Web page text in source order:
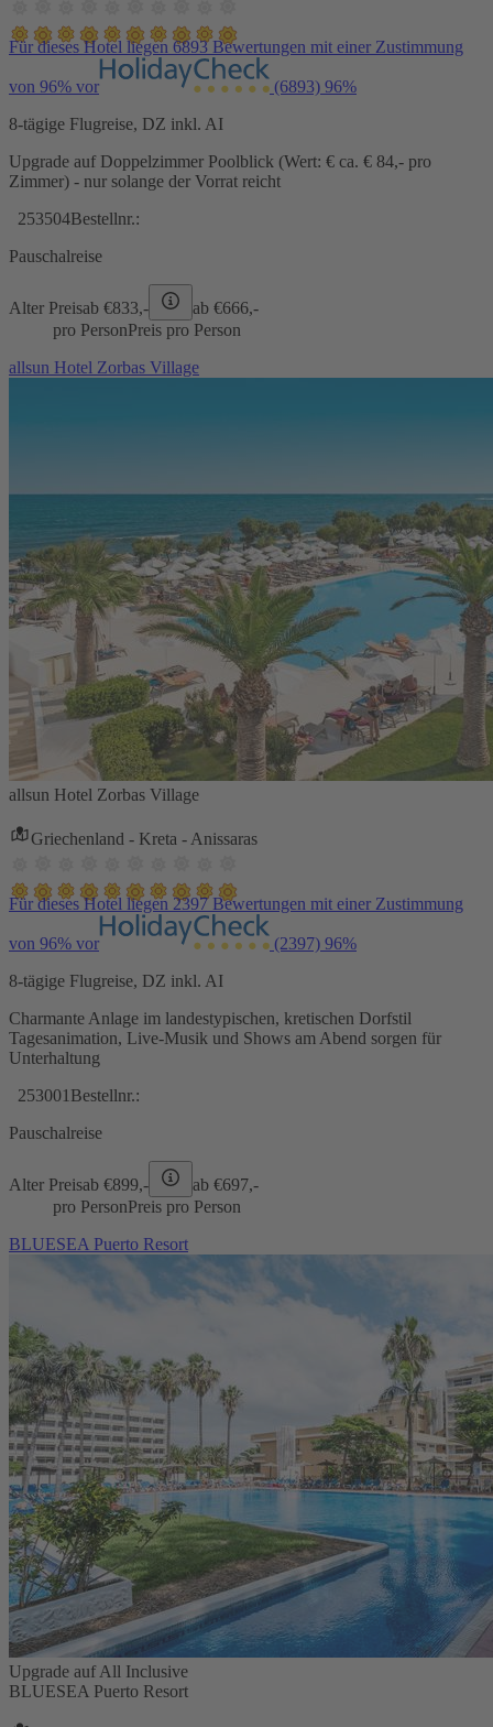
Für dieses Hotel liegen 6893 Bewertungen mit einer Zustimmung
von 96% vor (6893) 96%
8-tägige Flugreise, DZ inkl. AI
Upgrade auf Doppelzimmer Poolblick (Wert: € ca. € 84,- pro
Zimmer) - nur solange der Vorrat reicht
253504Bestellnr.:
Pauschalreise
Alter Preisab €833,- ab €666,-
pro PersonPreis pro Person
allsun Hotel Zorbas Village
allsun Hotel Zorbas Village
Griechenland - Kreta - Anissaras
Für dieses Hotel liegen 2397 Bewertungen mit einer Zustimmung
von 96% vor (2397) 96%
8-tägige Flugreise, DZ inkl. AI
Charmante Anlage im landestypischen, kretischen Dorfstil
Tagesanimation, Live-Musik und Shows am Abend sorgen für
Unterhaltung
253001 Bestellnr.:
Pauschalreise
Alter Preisab €899,- ab €697,-
pro PersonPreis pro Person
BLUESEA Puerto Resort
Upgrade auf All Inclusive
BLUESEA Puerto Resort